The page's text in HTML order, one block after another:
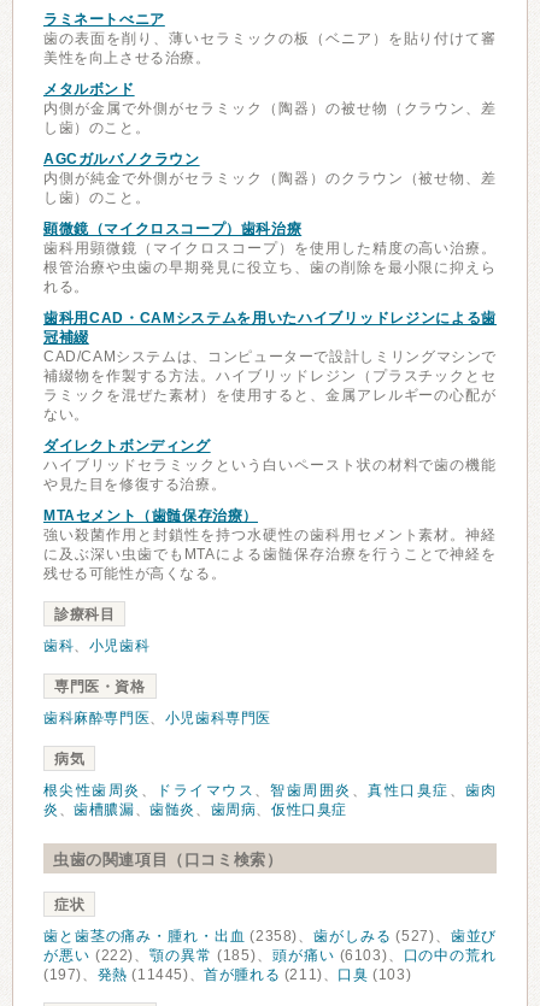
ラミネートべニア
歯の表面を削り、薄いセラミックの板（ベニア）を貼り付けて審
美性を向上させる治療。
メタルボンド
内側が金属で外側がセラミック（陶器）の被せ物（クラウン、差
し歯）のこと。
AGCガルバノクラウン
内側が純金で外側がセラミック（陶器）のクラウン（被せ物、差
し歯）のこと。
顕微鏡（マイクロスコープ）歯科治療
歯科用顕微鏡（マイクロスコープ）を使用した精度の高い治療。
根管治療や虫歯の早期発見に役立ち、歯の削除を最小限に抑えら
れる。
歯科用CAD・CAMシステムを用いたハイブリッドレジンによる歯
冠補綴
CAD/CAMシステムは、コンピューターで設計しミリングマシンで
補綴物を作製する方法。ハイブリッドレジン（プラスチックとセ
ラミックを混ぜた素材）を使用すると、金属アレルギーの心配が
ない。
ダイレクトボンディング
ハイブリッドセラミックという白いペースト状の材料で歯の機能
や見た目を修復する治療。
MTAセメント（歯髄保存治療）
強い殺菌作用と封鎖性を持つ水硬性の歯科用セメント素材。神経
に及ぶ深い虫歯でもMTAによる歯髄保存治療を行うことで神経を
残せる可能性が高くなる。
診療科目
歯科、 小児歯科
専門医・資格
歯科麻酔専門医、 小児歯科専門医
病気
根尖性歯周炎 、 ドライマウス 、智歯周囲炎 、真性口臭症 、 歯肉
炎 、歯槽膿漏、歯髄炎 、 歯周病、仮性口臭症
虫歯の関連項目（口コミ検索）
症状
歯と歯茎の痛み・腫れ・出血 (2358)、歯がしみる (527)、 歯並び
が悪い (222)、顎の異常 (185)、 頭が痛い (6103)、
口の中の荒れ
(197)、 発熱 (11445)、首が腫れる (211)、 口臭 (103)